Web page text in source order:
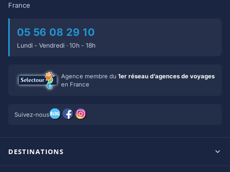
France
05 56 08 29 10
Lundi - Vendredi · 10h - 18h
Agence membre du 1er réseau d’agences de voyages
en France
Suivez-nous
DESTINATIONS